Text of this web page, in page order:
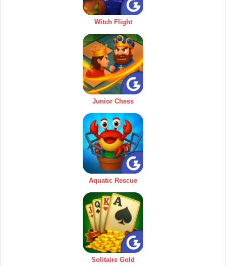
Witch Flight
Junior Chess
Aquatic Rescue
Solitaire Gold